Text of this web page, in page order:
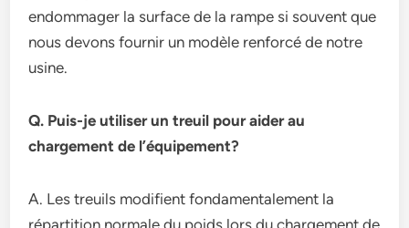
endommager la surface de la rampe si souvent que
nous devons fournir un modèle renforcé de notre
usine.
Q. Puis-je utiliser un treuil pour aider au
chargement de l’équipement?
A. Les treuils modifient fondamentalement la
répartition normale du poids lors du chargement de